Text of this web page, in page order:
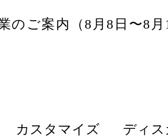
のご案内（8月8日〜8月
カスタマイズ ディス